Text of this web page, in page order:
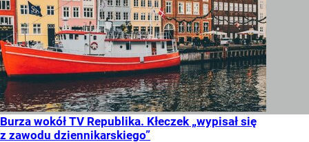
Burza wokół TV Republika. Kłeczek „wypisał się
z zawodu dziennikarskiego”